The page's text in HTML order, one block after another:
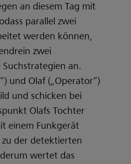
an diesem Tag mit
parallel zwei
werden können,
zwei
an.
und Olaf („Operator“)
und schicken bei
Olafs Tochter
einem Funkgerät
der detektierten
wertet das